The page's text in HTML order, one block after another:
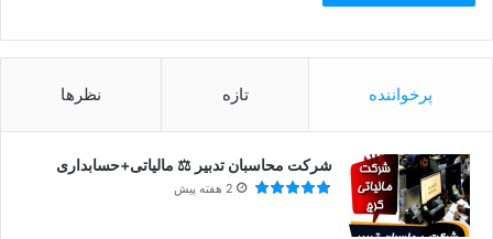
پرخواننده تازه نظرها
شرکت محاسبان تدبیر ⚖️ مالیاتی+حسابداری
2 هفته پیش